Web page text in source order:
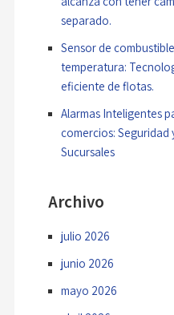
separado.
Sensor de
temperatura:
eficiente de flotas.
Alarmas Inteligentes
comercios:
Sucursales
Archivo
julio 2026
junio 2026
mayo 2026